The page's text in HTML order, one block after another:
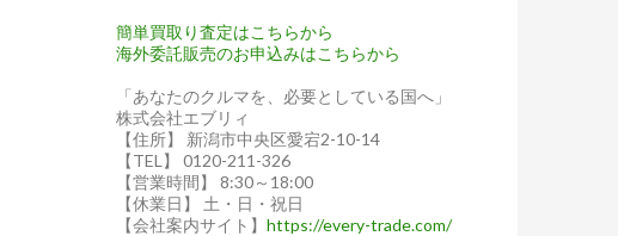
簡単買取り査定はこちらから
海外委託販売のお申込みはこちらから
「あなたのクルマを、必要としている国へ」
株式会社エブリィ
【住所】 新潟市中央区愛宕2-10-14
【TEL】 0120-211-326
【営業時間】 8:30～18:00
【休業日】 土・日・祝日
【会社案内サイト】 https://every-trade.com/